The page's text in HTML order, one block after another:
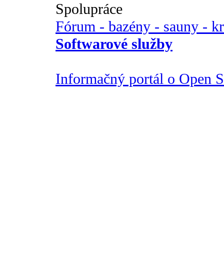
Spolupráce
Fórum - bazény - sauny -
Softwarové služby
Informačný portál o Open